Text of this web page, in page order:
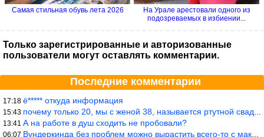
Самая стильная обувь лета 2026
На Урале арестовали одного из
подозреваемых в избиении...
Только зарегистрированные и авторизованные
пользователи могут оставлять комментарии.
Последние комментарии
17:18 ё***** откуда информация
15:43 почему только 20, мы с женой 38, называется ртутной свадьбой, гр
13:41 А на работе в душ сходить не пробовали?
06:07 Вундеркинда без проблем можно вырастить всего-то с максимально р